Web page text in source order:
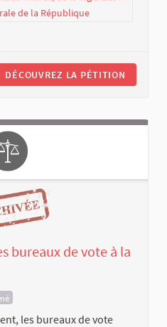
de la République
DÉCOUVREZ LA PÉTITION
bureaux de vote à la
les bureaux de vote